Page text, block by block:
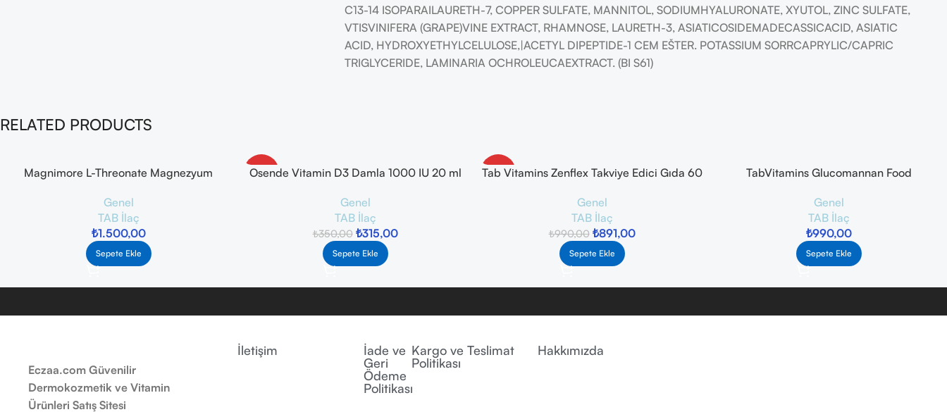
C13-14 ISOPARAILAURETH-7, COPPER SULFATE, MANNITOL, SODIUMHYALURONATE, XYUTOL, ZINC SULFATE,
VTISVINIFERA (GRAPE)VINE EXTRACT, RHAMNOSE, LAURETH-3, ASIATICOSIDEMADECASSICACID, ASIATIC
ACID, HYDROXYETHYLCELULOSE,|ACETYL DIPEPTIDE-1 CEM EŠTER. POTASSIUM SORRCAPRYLIC/CAPRIC
TRIGLYCERIDE, LAMINARIA OCHROLEUCAEXTRACT. (BI S61)
RELATED PRODUCTS
Magnimore L-Threonate Magnezyum
Genel
TAB İlaç
₺1.500,00
Sepete Ekle
-10%
Osende Vitamin D3 Damla 1000 IU 20 ml
Genel
TAB İlaç
₺350,00 ₺315,00
Sepete Ekle
-10%
Tab Vitamins Zenflex Takviye Edici Gıda 60
Genel
TAB İlaç
₺990,00 ₺891,00
Sepete Ekle
TabVitamins Glucomannan Food
Genel
TAB İlaç
₺990,00
Sepete Ekle
Eczaa.com Güvenilir
Dermokozmetik ve Vitamin
Ürünleri Satış Sitesi
İletişim
İade ve
Geri
Ödeme
Politikası
Kargo ve Teslimat
Politikası
Hakkımızda